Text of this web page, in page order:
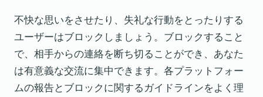
不快な思いをさせたり、失礼な行動をとったりする
ユーザーはブロックしましょう。ブロックすること
で、相手からの連絡を断ち切ることができ、あなた
は有意義な交流に集中できます。各プラットフォー
ムの報告とブロックに関するガイドラインをよく理